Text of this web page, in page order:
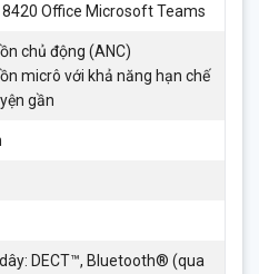
8420 Office Microsoft Teams
chủ động (ANC)
micrô với khả năng hạn chế
gần
DECT™, Bluetooth® (qua